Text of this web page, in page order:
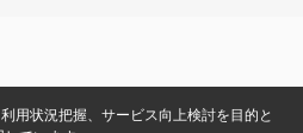
用状況把握、サービス向上検討を目的と